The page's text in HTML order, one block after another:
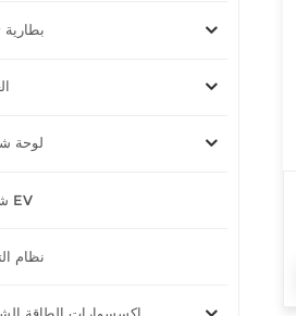
بطارية
لوحة
شواحن EV
نظام